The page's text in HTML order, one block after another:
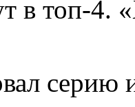
топ-4.
серию